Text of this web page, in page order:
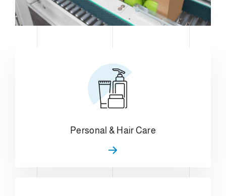
Personal & Hair Care